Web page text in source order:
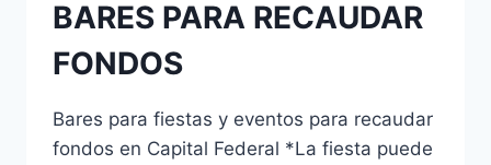
BARES PARA RECAUDAR
FONDOS
Bares para fiestas y eventos para recaudar
fondos en Capital Federal *La fiesta puede